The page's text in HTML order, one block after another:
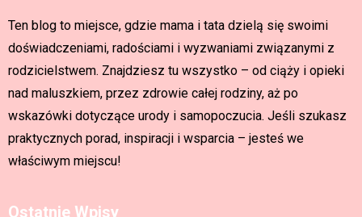
Ten blog to miejsce, gdzie mama i tata dzielą się swoimi
doświadczeniami, radościami i wyzwaniami związanymi z
rodzicielstwem. Znajdziesz tu wszystko – od ciąży i opieki
nad maluszkiem, przez zdrowie całej rodziny, aż po
wskazówki dotyczące urody i samopoczucia. Jeśli szukasz
praktycznych porad, inspiracji i wsparcia – jesteś we
właściwym miejscu!
Ostatnie Wpisy